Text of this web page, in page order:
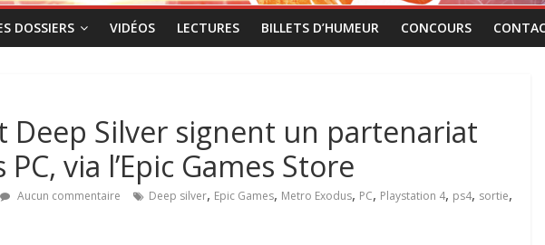
DOSSIERS VIDÉOS LECTURES BILLETS D’HUMEUR CONCOURS
Deep Silver signent un partenariat
via l’Epic Games Store
Aucun commentaire Deep silver, Epic Games, Metro Exodus, PC, Playstation 4, ps4, sortie,